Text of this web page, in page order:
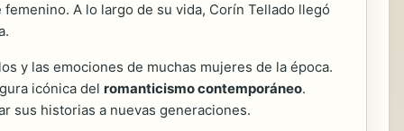
A lo largo de su vida, Corín Tellado llegó
y las emociones de muchas mujeres de la época.
icónica del romanticismo contemporáneo.
sus historias a nuevas generaciones.